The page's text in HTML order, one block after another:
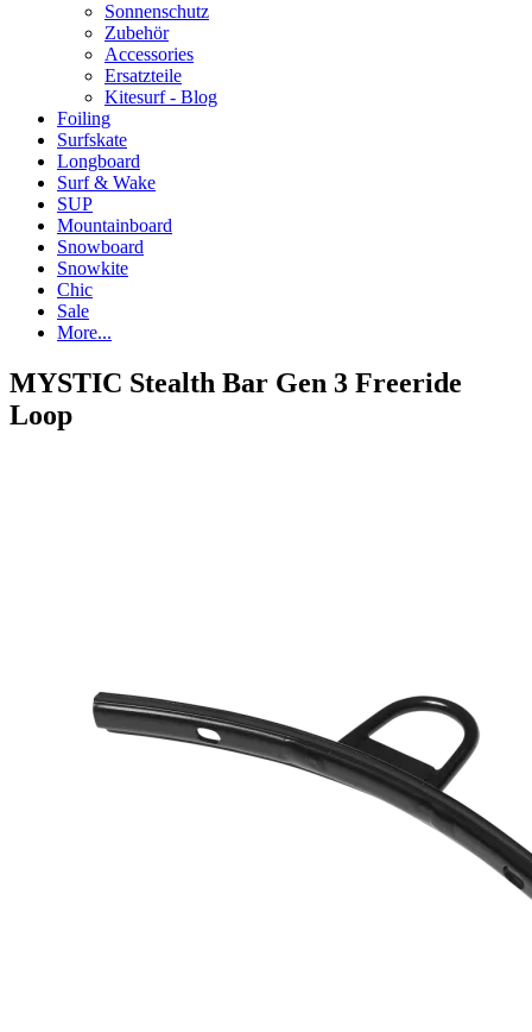
Sonnenschutz
Zubehör
Accessories
Ersatzteile
Kitesurf - Blog
Foiling
Surfskate
Longboard
Surf & Wake
SUP
Mountainboard
Snowboard
Snowkite
Chic
Sale
More...
MYSTIC Stealth Bar Gen 3 Freeride
Loop